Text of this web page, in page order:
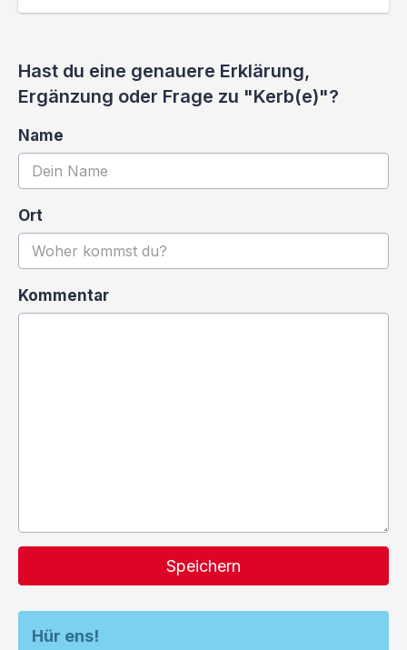
Hast du eine genauere Erklärung,
Ergänzung oder Frage zu "Kerb(e)"?
Name
Ort
Kommentar
Speichern
Hür ens!